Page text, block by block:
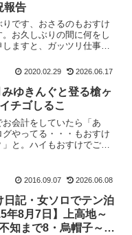
報告
りです、おさるのもおすけ
お久しぶりの間に何をし
ますと、ガッツリ仕事と
大好きだった事を再認識し
焚き火...
2020.02.29 2026.06.17
ゆきんぐと登る槍ヶ
チゴしるこ
会計をしていたら「あ
やってる・・・もおすけ
と。ハイもおすけでござ
たそうなのですがもおすけ
2016.09.07 2026.06.08
日記・女ソロでテン泊
年8月7日】上高地～
知まで8・烏帽子～船